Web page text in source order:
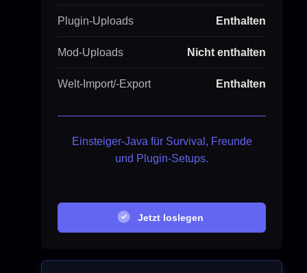
Plugin-Uploads Enthalten
Mod-Uploads Nicht enthalten
Welt-Import/-Export Enthalten
Einsteiger-Java für Survival, Freunde
und Plugin-Setups.
Jetzt loslegen